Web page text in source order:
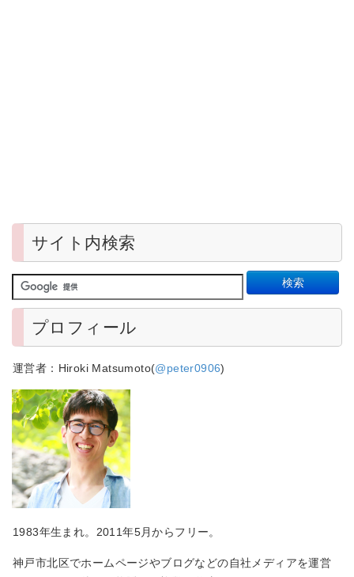
サイト内検索
プロフィール
運営者：Hiroki Matsumoto(@peter0906)
1983年生まれ。2011年5月からフリー。
神戸市北区でホームページやブログなどの自社メディアを運営